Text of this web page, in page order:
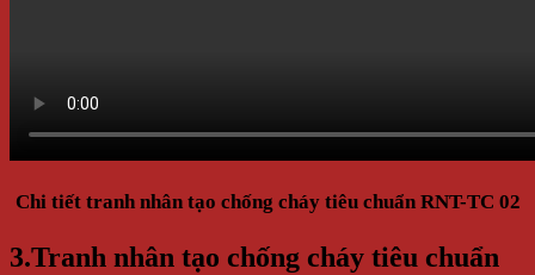
Chi tiết tranh nhân tạo chống cháy tiêu chuẩn RNT-TC 02
3.Tranh nhân tạo chống cháy tiêu chuẩn